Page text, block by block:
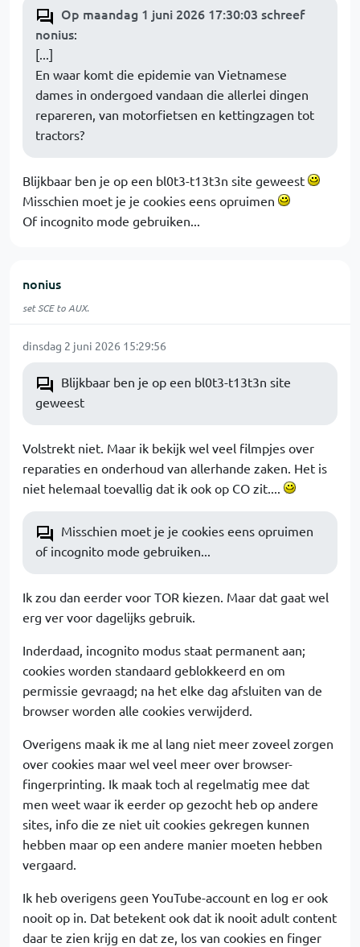
Op maandag 1 juni 2026 17:30:03 schreef
nonius:
[...]
En waar komt die epidemie van Vietnamese
dames in ondergoed vandaan die allerlei dingen
repareren, van motorfietsen en kettingzagen tot
tractors?
Blijkbaar ben je op een bl0t3-t13t3n site geweest
Misschien moet je je cookies eens opruimen
Of incognito mode gebruiken...
nonius
set SCE to AUX.
dinsdag 2 juni 2026 15:29:56
Blijkbaar ben je op een bl0t3-t13t3n site
geweest
Volstrekt niet. Maar ik bekijk wel veel filmpjes over
reparaties en onderhoud van allerhande zaken. Het is
niet helemaal toevallig dat ik ook op CO zit....
Misschien moet je je cookies eens opruimen
of incognito mode gebruiken...
Ik zou dan eerder voor TOR kiezen. Maar dat gaat wel
erg ver voor dagelijks gebruik.
Inderdaad, incognito modus staat permanent aan;
cookies worden standaard geblokkeerd en om
permissie gevraagd; na het elke dag afsluiten van de
browser worden alle cookies verwijderd.
Overigens maak ik me al lang niet meer zoveel zorgen
over cookies maar wel veel meer over browser-
fingerprinting. Ik maak toch al regelmatig mee dat
men weet waar ik eerder op gezocht heb op andere
sites, info die ze niet uit cookies gekregen kunnen
hebben maar op een andere manier moeten hebben
vergaard.
Ik heb overigens geen YouTube-account en log er ook
nooit op in. Dat betekent ook dat ik nooit adult content
daar te zien krijg en dat ze, los van cookies en finger